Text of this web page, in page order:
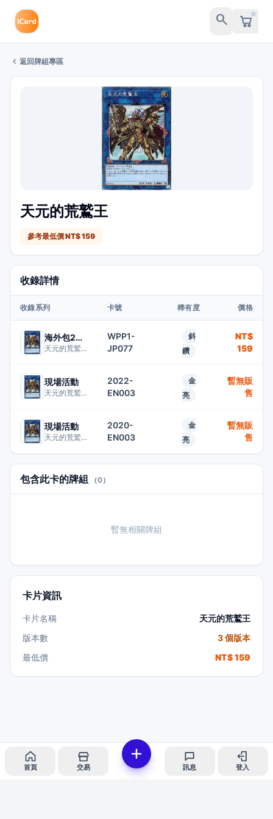
search
chevron_left 返回牌組專區
天元的荒鷲王
參考最低價 NT$ 159
收錄詳情
收錄系列 卡號 稀有度 價格
海外包2020
天元的荒鷲王
WPP1-
JP077
斜
鑽
NT$
159
現場活動
天元的荒鷲王
2022-
EN003
金
亮
暫無販
售
現場活動
天元的荒鷲王
2020-
EN003
金
亮
暫無販
售
包含此卡的牌組 （0）
暫無相關牌組
卡片資訊
卡片名稱
天元的荒鷲王
版本數
3 個版本
最低價
NT$ 159
首頁 交易 訊息 登入